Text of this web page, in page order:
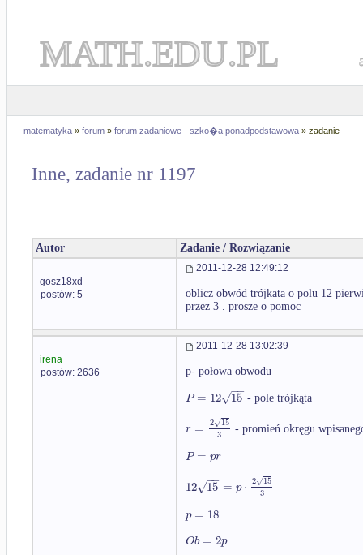
MATH.EDU.PL
matematyka » forum » forum zadaniowe - szko�a ponadpodstawowa » zadanie
Inne, zadanie nr 1197
Autor Zadanie / Rozwiązanie
gosz18xd
postów: 5
2011-12-28 12:49:12
oblicz obwód trójkata o polu 12
przez 3 . prosze o pomoc
irena
postów: 2636
2011-12-28 13:02:39
p- połowa obwodu
P = 12 15
−−
√ - pole trójkąta
r = 2 15
√
3
- promień okręgu
P = pr
12 15
−−
√ = p⋅ 2 15
√
3
p = 18
Ob = 2p